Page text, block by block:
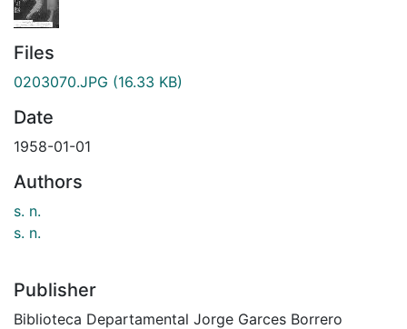
Files
0203070.JPG (16.33 KB)
Date
1958-01-01
Authors
s. n.
s. n.
Publisher
Biblioteca Departamental Jorge Garces Borrero